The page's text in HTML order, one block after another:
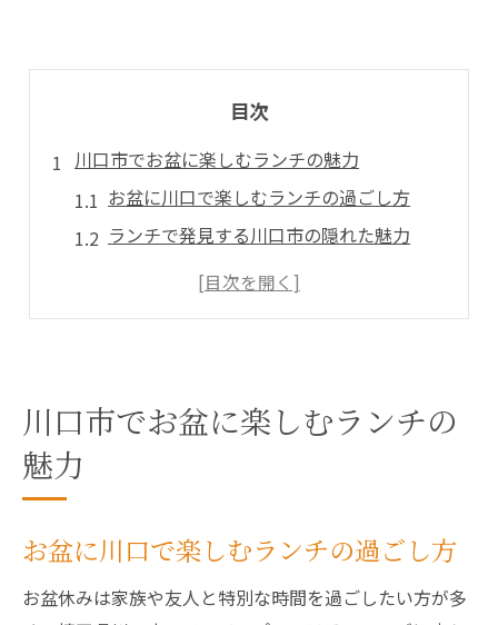
目次
川口市でお盆に楽しむランチの魅力
お盆に川口で楽しむランチの過ごし方
ランチで発見する川口市の隠れた魅力
川口市ランチとお盆休みの特別な体験
川口市のおしゃれランチで休日を彩る
SNS映えする川口市のランチを楽しむ
ゆっくり過ごせる川口市のランチ事情
川口市でお盆に楽しむランチの
魅力
お盆に川口で楽しむランチの過ごし方
お盆休みは家族や友人と特別な時間を過ごしたい方が多